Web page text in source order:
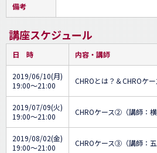
備考
講座スケジュール
日 時 内容・講師
2019/06/10(月)
19:00～21:00
CHROとは？＆CHROケ
2019/07/09(火)
19:00～21:00
CHROケース②（講師：横
2019/08/02(金)
19:00～21:00
CHROケース③（講師：五